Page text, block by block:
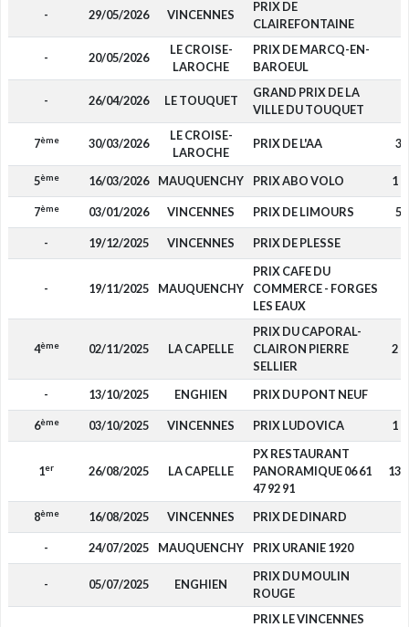
- 29/05/2026 VINCENNES
PRIX DE
CLAIREFONTAINE
- 20/05/2026
LE CROISE-
LAROCHE
PRIX DE MARCQ-EN-
BAROEUL
- 26/04/2026 LE TOUQUET
GRAND PRIX DE LA
VILLE DU TOUQUET
7ème 30/03/2026
LE CROISE-
LAROCHE
PRIX DE L'AA
5ème 16/03/2026 MAUQUENCHY PRIX ABO VOLO 1
7ème 03/01/2026 VINCENNES PRIX DE LIMOURS
- 19/12/2025 VINCENNES PRIX DE PLESSE
- 19/11/2025 MAUQUENCHY
PRIX CAFE DU
COMMERCE - FORGES
LES EAUX
4ème 02/11/2025 LA CAPELLE
PRIX DU CAPORAL-
CLAIRON PIERRE
SELLIER
2
- 13/10/2025 ENGHIEN PRIX DU PONT NEUF
6ème 03/10/2025 VINCENNES PRIX LUDOVICA 1
1er 26/08/2025 LA CAPELLE
PX RESTAURANT
PANORAMIQUE 06 61
47 92 91
13
8ème 16/08/2025 VINCENNES PRIX DE DINARD
- 24/07/2025 MAUQUENCHY PRIX URANIE 1920
- 05/07/2025 ENGHIEN
PRIX DU MOULIN
ROUGE
PRIX LE VINCENNES